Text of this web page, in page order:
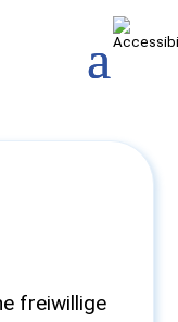
freiwillige